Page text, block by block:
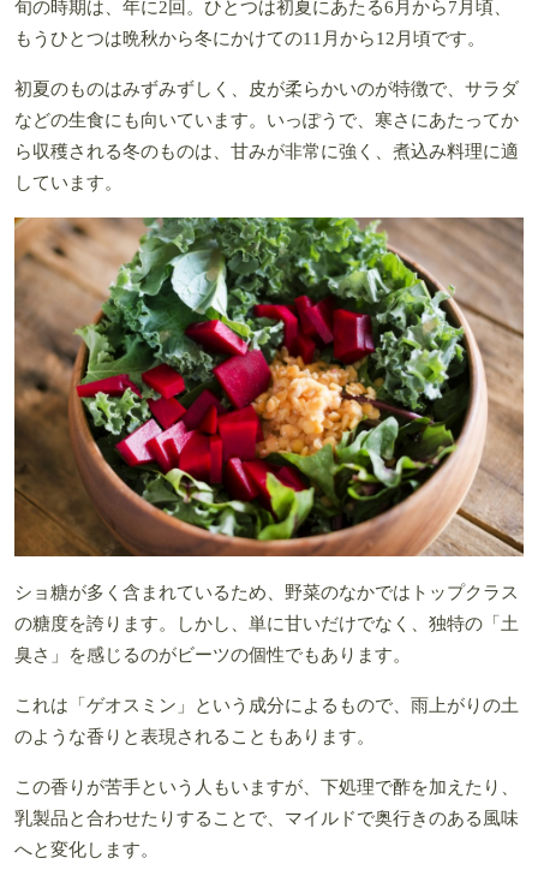
旬の時期は、年に2回。ひとつは初夏にあたる6月から7月頃、
もうひとつは晩秋から冬にかけての11月から12月頃です。
初夏のものはみずみずしく、皮が柔らかいのが特徴で、サラダ
などの生食にも向いています。いっぽうで、寒さにあたってか
ら収穫される冬のものは、甘みが非常に強く、煮込み料理に適
しています。
ショ糖が多く含まれているため、野菜のなかではトップクラス
の糖度を誇ります。しかし、単に甘いだけでなく、独特の「土
臭さ」を感じるのがビーツの個性でもあります。
これは「ゲオスミン」という成分によるもので、雨上がりの土
のような香りと表現されることもあります。
この香りが苦手という人もいますが、下処理で酢を加えたり、
乳製品と合わせたりすることで、マイルドで奥行きのある風味
へと変化します。